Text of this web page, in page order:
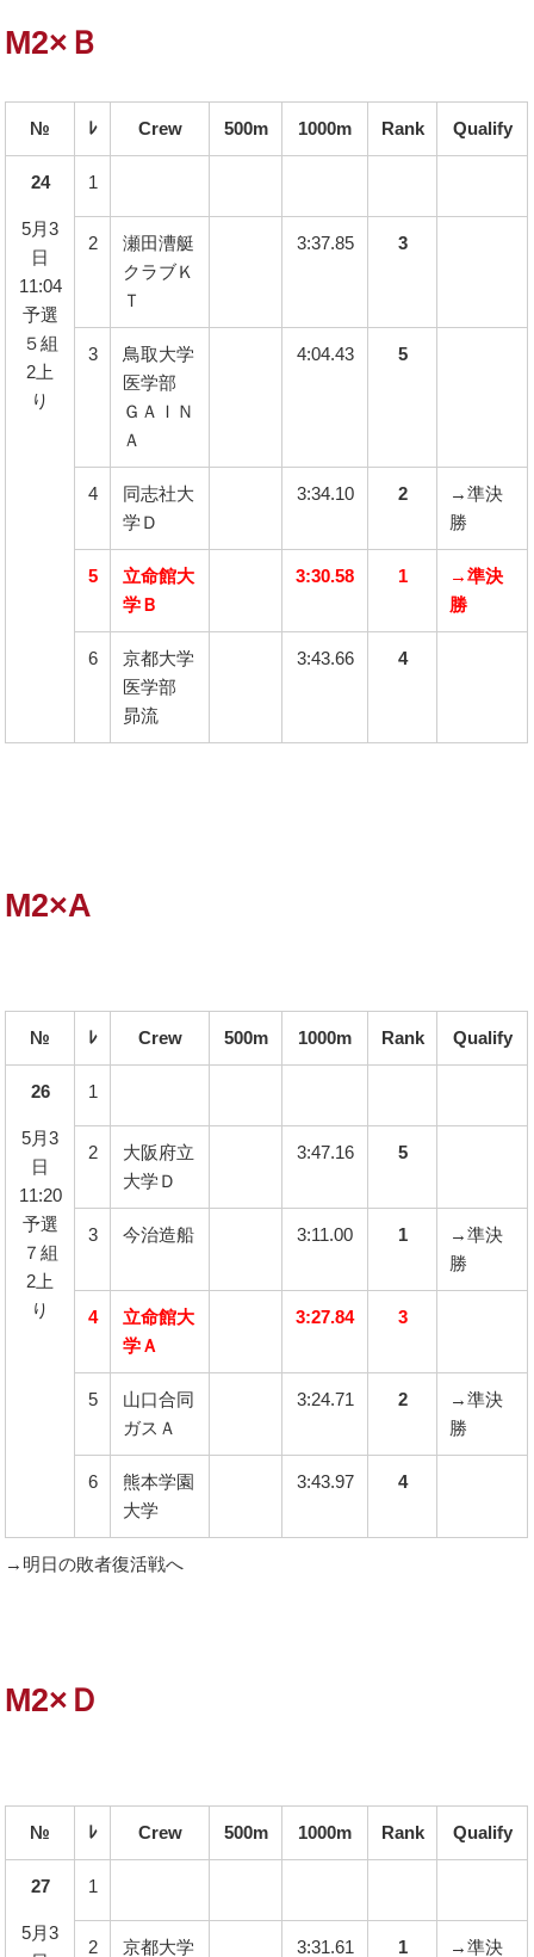
M2×Ｂ
№ ﾚ Crew 500m 1000m Rank Qualify
24
5月3
日
11:04
予選
５組
2上
り
1
2
瀬田漕艇
クラブＫ
Ｔ
3:37.85 3
3
鳥取大学
医学部
ＧＡＩＮ
Ａ
4:04.43 5
4
同志社大
学Ｄ
3:34.10 2
→準決
勝
5
立命館大
学Ｂ
3:30.58 1
→準決
勝
6
京都大学
医学部
昴流
3:43.66 4
M2×A
№ ﾚ Crew 500m 1000m Rank Qualify
26
5月3
日
11:20
予選
７組
2上
り
1
2
大阪府立
大学Ｄ
3:47.16 5
3 今治造船 3:11.00 1
→準決
勝
4
立命館大
学Ａ
3:27.84 3
5
山口合同
ガスＡ
3:24.71 2
→準決
勝
6
熊本学園
大学
3:43.97 4
→明日の敗者復活戦へ
M2×Ｄ
№ ﾚ Crew 500m 1000m Rank Qualify
27
5月3
1
2 京都大学 3:31.61 1 →準決